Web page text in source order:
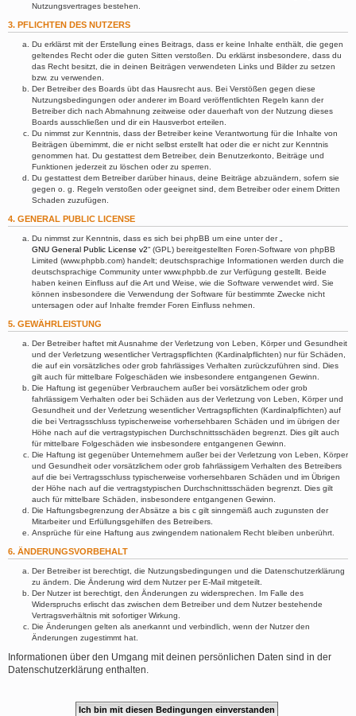
Nutzungsvertrages bestehen.
3. PFLICHTEN DES NUTZERS
Du erklärst mit der Erstellung eines Beitrags, dass er keine Inhalte enthält, die gegen
geltendes Recht oder die guten Sitten verstoßen. Du erklärst insbesondere, dass du
das Recht besitzt, die in deinen Beiträgen verwendeten Links und Bilder zu setzen
bzw. zu verwenden.
Der Betreiber des Boards übt das Hausrecht aus. Bei Verstößen gegen diese
Nutzungsbedingungen oder anderer im Board veröffentlichten Regeln kann der
Betreiber dich nach Abmahnung zeitweise oder dauerhaft von der Nutzung dieses
Boards ausschließen und dir ein Hausverbot erteilen.
Du nimmst zur Kenntnis, dass der Betreiber keine Verantwortung für die Inhalte von
Beiträgen übernimmt, die er nicht selbst erstellt hat oder die er nicht zur Kenntnis
genommen hat. Du gestattest dem Betreiber, dein Benutzerkonto, Beiträge und
Funktionen jederzeit zu löschen oder zu sperren.
Du gestattest dem Betreiber darüber hinaus, deine Beiträge abzuändern, sofern sie
gegen o. g. Regeln verstoßen oder geeignet sind, dem Betreiber oder einem Dritten
Schaden zuzufügen.
4. GENERAL PUBLIC LICENSE
Du nimmst zur Kenntnis, dass es sich bei phpBB um eine unter der „
GNU General Public License v2“ (GPL) bereitgestellten Foren-Software von phpBB
Limited (www.phpbb.com) handelt; deutschsprachige Informationen werden durch die
deutschsprachige Community unter www.phpbb.de zur Verfügung gestellt. Beide
haben keinen Einfluss auf die Art und Weise, wie die Software verwendet wird. Sie
können insbesondere die Verwendung der Software für bestimmte Zwecke nicht
untersagen oder auf Inhalte fremder Foren Einfluss nehmen.
5. GEWÄHRLEISTUNG
Der Betreiber haftet mit Ausnahme der Verletzung von Leben, Körper und Gesundheit
und der Verletzung wesentlicher Vertragspflichten (Kardinalpflichten) nur für Schäden,
die auf ein vorsätzliches oder grob fahrlässiges Verhalten zurückzuführen sind. Dies
gilt auch für mittelbare Folgeschäden wie insbesondere entgangenen Gewinn.
Die Haftung ist gegenüber Verbrauchern außer bei vorsätzlichem oder grob
fahrlässigem Verhalten oder bei Schäden aus der Verletzung von Leben, Körper und
Gesundheit und der Verletzung wesentlicher Vertragspflichten (Kardinalpflichten) auf
die bei Vertragsschluss typischerweise vorhersehbaren Schäden und im übrigen der
Höhe nach auf die vertragstypischen Durchschnittsschäden begrenzt. Dies gilt auch
für mittelbare Folgeschäden wie insbesondere entgangenen Gewinn.
Die Haftung ist gegenüber Unternehmern außer bei der Verletzung von Leben, Körper
und Gesundheit oder vorsätzlichem oder grob fahrlässigem Verhalten des Betreibers
auf die bei Vertragsschluss typischerweise vorhersehbaren Schäden und im Übrigen
der Höhe nach auf die vertragstypischen Durchschnittsschäden begrenzt. Dies gilt
auch für mittelbare Schäden, insbesondere entgangenen Gewinn.
Die Haftungsbegrenzung der Absätze a bis c gilt sinngemäß auch zugunsten der
Mitarbeiter und Erfüllungsgehilfen des Betreibers.
Ansprüche für eine Haftung aus zwingendem nationalem Recht bleiben unberührt.
6. ÄNDERUNGSVORBEHALT
Der Betreiber ist berechtigt, die Nutzungsbedingungen und die Datenschutzerklärung
zu ändern. Die Änderung wird dem Nutzer per E-Mail mitgeteilt.
Der Nutzer ist berechtigt, den Änderungen zu widersprechen. Im Falle des
Widerspruchs erlischt das zwischen dem Betreiber und dem Nutzer bestehende
Vertragsverhältnis mit sofortiger Wirkung.
Die Änderungen gelten als anerkannt und verbindlich, wenn der Nutzer den
Änderungen zugestimmt hat.
Informationen über den Umgang mit deinen persönlichen Daten sind in der
Datenschutzerklärung enthalten.